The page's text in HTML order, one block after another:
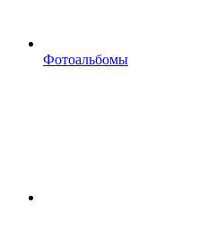
Фотоальбомы